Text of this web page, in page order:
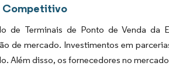
Competitivo
de Terminais de Ponto de Venda da
de mercado. Investimentos em
Além disso, os fornecedores no